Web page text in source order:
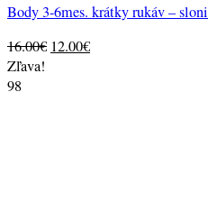
Body 3-6mes. krátky rukáv – sloni
16.00€ Original
12.00€Current
Zľava!
98